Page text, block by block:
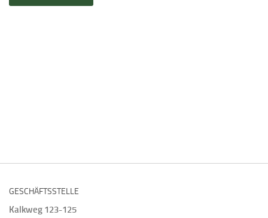
GESCHÄFTSSTELLE
Kalkweg 123-125